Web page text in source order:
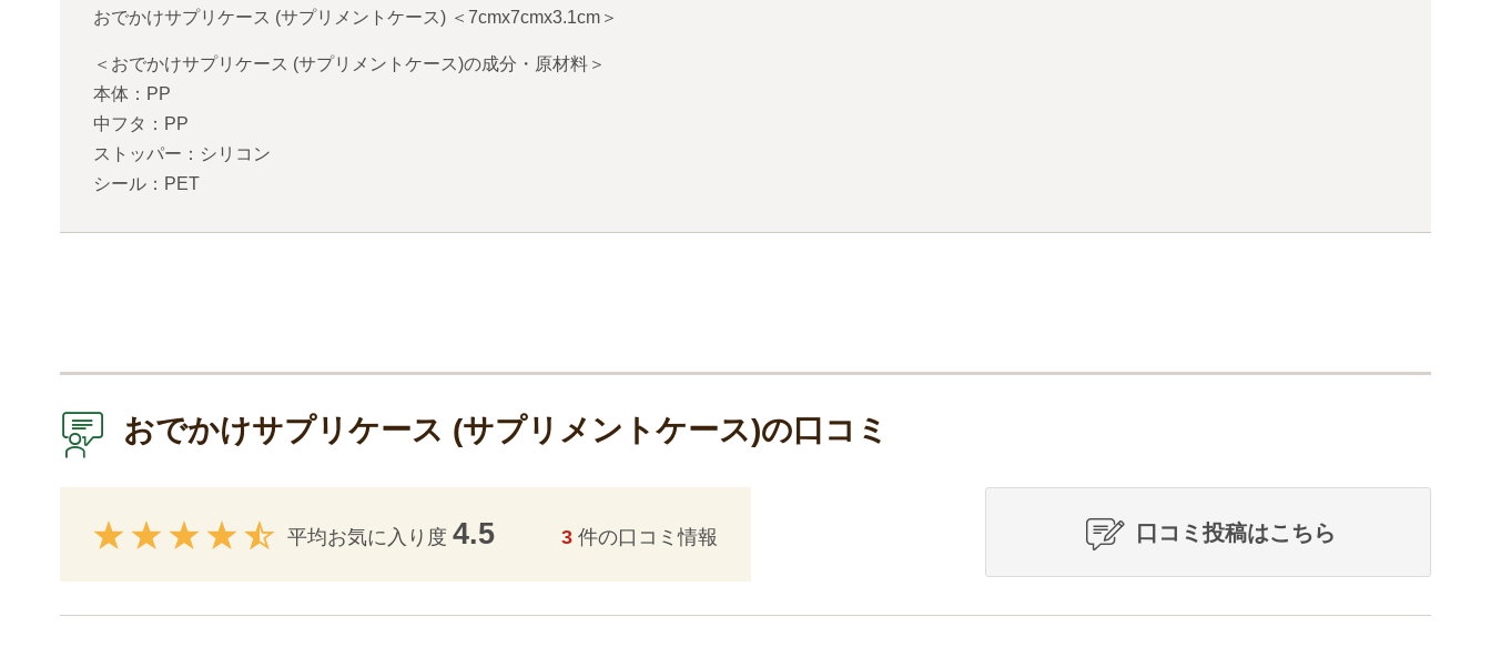
おでかけサプリケース (サプリメントケース)＜ 7cmx7cmx3.1cm＞
＜おでかけサプリケース (サプリメントケース)の成分・原材料＞
本体：PP
中フタ：PP
ストッパー：シリコン
シール：PET
おでかけサプリケース (サプリメントケース)の口コミ
口コミ投稿はこちら
平均お気に入り度 4.5 3 件の口コミ情報